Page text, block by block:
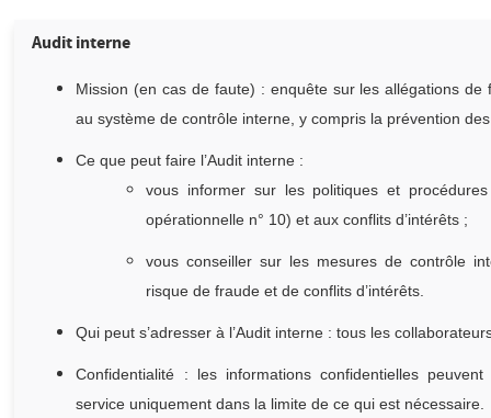
Audit interne
Mission (en cas de faute) : enquête sur les allégations de
au système de contrôle interne, y compris la prévention
Ce que peut faire l’Audit interne :
vous informer sur les politiques et
opérationnelle n° 10) et aux conflits d’intérêts ;
vous conseiller sur les mesures de contrôle
risque de fraude et de conflits d’intérêts.
Qui peut s’adresser à l’Audit interne : tous les
Confidentialité : les informations confidentielles
service uniquement dans la limite de ce qui est nécessaire.